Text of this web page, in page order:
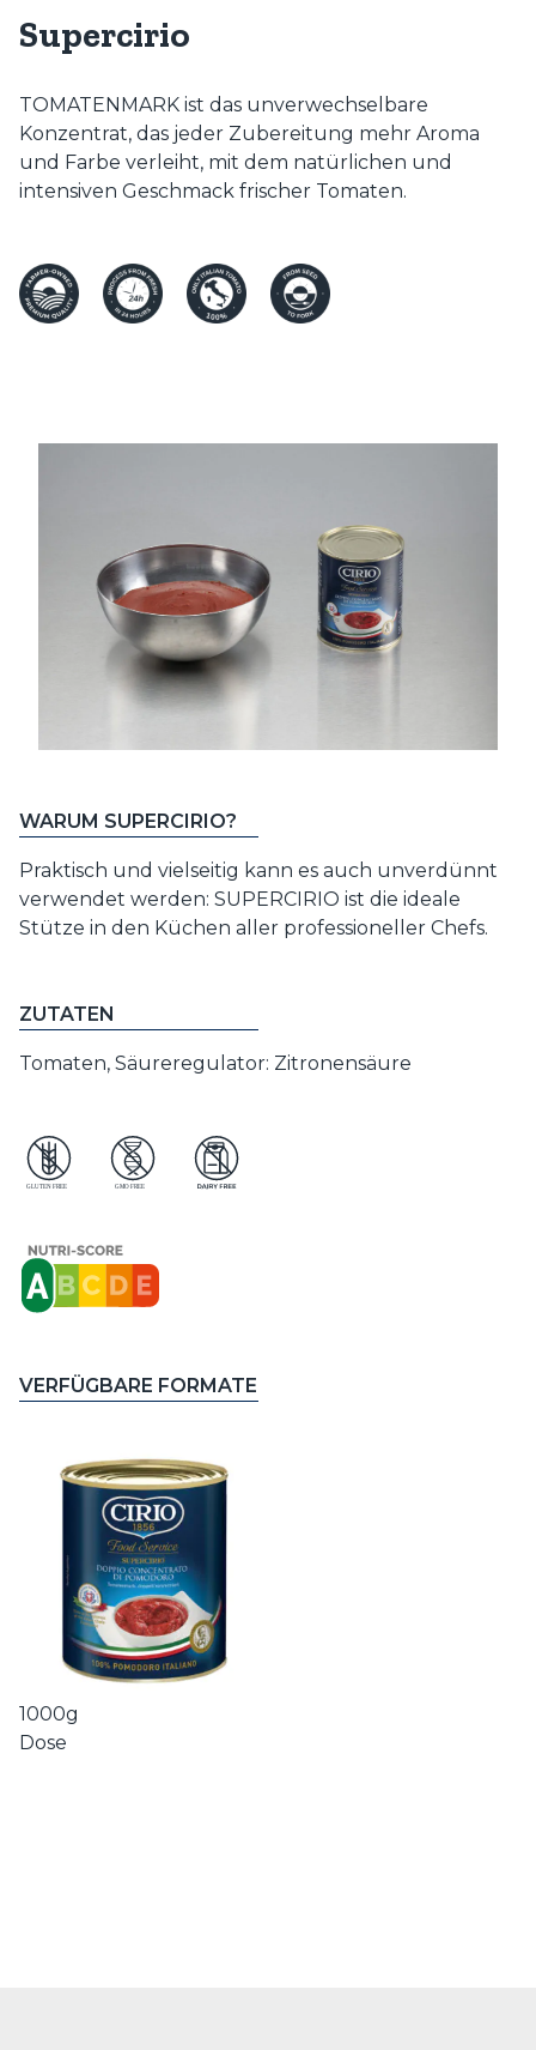
Supercirio
TOMATENMARK ist das unverwechselbare
Konzentrat, das jeder Zubereitung mehr Aroma
und Farbe verleiht, mit dem natürlichen und
intensiven Geschmack frischer Tomaten.
WARUM SUPERCIRIO?
Praktisch und vielseitig kann es auch unverdünnt
verwendet werden: SUPERCIRIO ist die ideale
Stütze in den Küchen aller professioneller Chefs.
ZUTATEN
Tomaten, Säureregulator: Zitronensäure
VERFÜGBARE FORMATE
1000g
Dose